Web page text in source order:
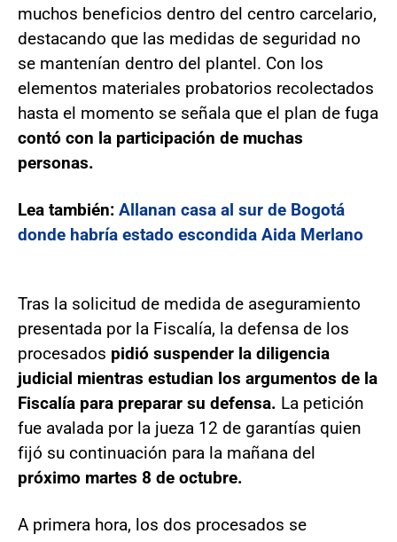
muchos beneficios dentro del centro carcelario,
destacando que las medidas de seguridad no
se mantenían dentro del plantel. Con los
elementos materiales probatorios recolectados
hasta el momento se señala que el plan de fuga
contó con la participación de muchas
personas.
Lea también: Allanan casa al sur de Bogotá
donde habría estado escondida Aida Merlano
Tras la solicitud de medida de aseguramiento
presentada por la Fiscalía, la defensa de los
procesados pidió suspender la diligencia
judicial mientras estudian los argumentos de la
Fiscalía para preparar su defensa. La petición
fue avalada por la jueza 12 de garantías quien
fijó su continuación para la mañana del
próximo martes 8 de octubre.
A primera hora, los dos procesados se